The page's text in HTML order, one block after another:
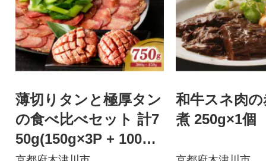
薄切りタンと極厚タン
の食べ比べセット 計7
50g(150g×3P + 100g×
和牛スネ肉
煮 250g×1個